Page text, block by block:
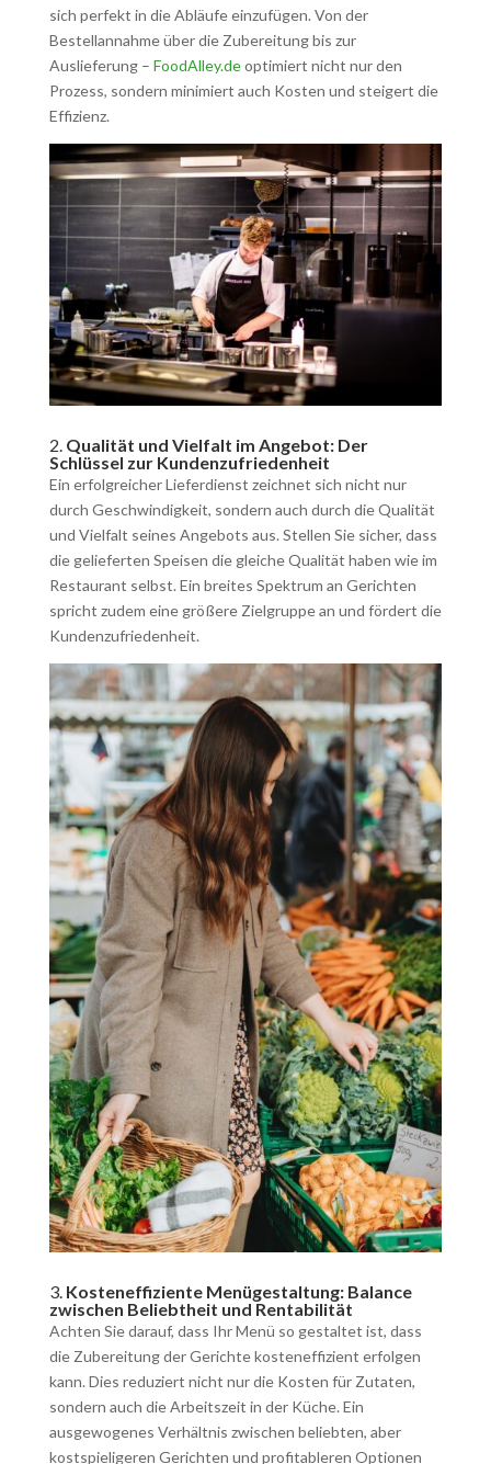
sich perfekt in die Abläufe einzufügen. Von der
Bestellannahme über die Zubereitung bis zur
Auslieferung – FoodAlley.deoptimiert nicht nur den
Prozess, sondern minimiert auch Kosten und steigert die
Effizienz.
2. Qualität und Vielfalt im Angebot: Der
Schlüssel zur Kundenzufriedenheit
Ein erfolgreicher Lieferdienst zeichnet sich nicht nur
durch Geschwindigkeit, sondern auch durch die Qualität
und Vielfalt seines Angebots aus. Stellen Sie sicher, dass
die gelieferten Speisen die gleiche Qualität haben wie im
Restaurant selbst. Ein breites Spektrum an Gerichten
spricht zudem eine größere Zielgruppe an und fördert die
Kundenzufriedenheit.
3. Kosteneffiziente Menügestaltung: Balance
zwischen Beliebtheit und Rentabilität
Achten Sie darauf, dass Ihr Menü so gestaltet ist, dass
die Zubereitung der Gerichte kosteneffizient erfolgen
kann. Dies reduziert nicht nur die Kosten für Zutaten,
sondern auch die Arbeitszeit in der Küche. Ein
ausgewogenes Verhältnis zwischen beliebten, aber
kostspieligeren Gerichten und profitableren Optionen